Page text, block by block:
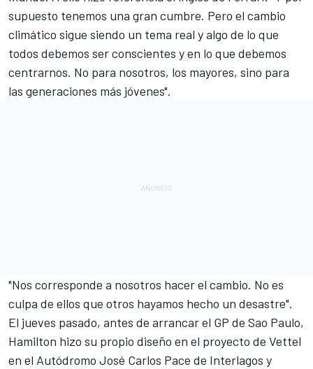
supuesto tenemos una gran cumbre. Pero el cambio
climático sigue siendo un tema real y algo de lo que
todos debemos ser conscientes y en lo que debemos
centrarnos. No para nosotros, los mayores, sino para
las generaciones más jóvenes".
"Nos corresponde a nosotros hacer el cambio. No es
culpa de ellos que otros hayamos hecho un desastre".
El jueves pasado, antes de arrancar el GP de Sao Paulo,
Hamilton hizo su propio diseño en el proyecto de Vettel
en el Autódromo José Carlos Pace de Interlagos y